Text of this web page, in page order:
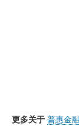
更多关于 普惠金融